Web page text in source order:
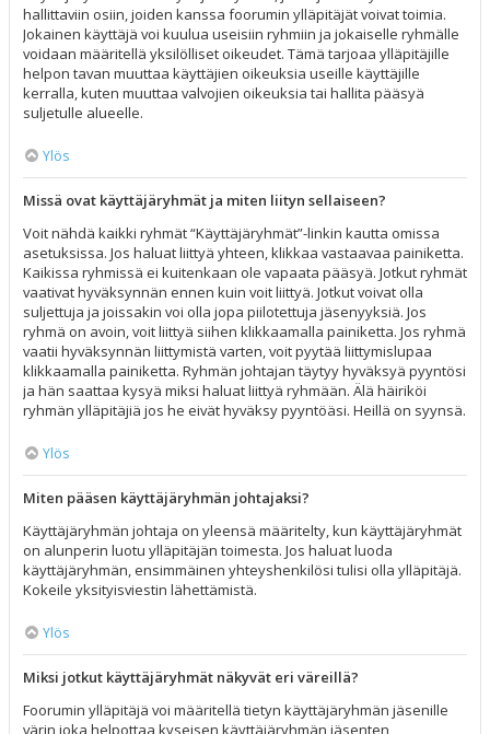
hallittaviin osiin, joiden kanssa foorumin ylläpitäjät voivat toimia.
Jokainen käyttäjä voi kuulua useisiin ryhmiin ja jokaiselle ryhmälle
voidaan määritellä yksilölliset oikeudet. Tämä tarjoaa ylläpitäjille
helpon tavan muuttaa käyttäjien oikeuksia useille käyttäjille
kerralla, kuten muuttaa valvojien oikeuksia tai hallita pääsyä
suljetulle alueelle.
Ylös
Missä ovat käyttäjäryhmät ja miten liityn sellaiseen?
Voit nähdä kaikki ryhmät “Käyttäjäryhmät”-linkin kautta omissa
asetuksissa. Jos haluat liittyä yhteen, klikkaa vastaavaa painiketta.
Kaikissa ryhmissä ei kuitenkaan ole vapaata pääsyä. Jotkut ryhmät
vaativat hyväksynnän ennen kuin voit liittyä. Jotkut voivat olla
suljettuja ja joissakin voi olla jopa piilotettuja jäsenyyksiä. Jos
ryhmä on avoin, voit liittyä siihen klikkaamalla painiketta. Jos ryhmä
vaatii hyväksynnän liittymistä varten, voit pyytää liittymislupaa
klikkaamalla painiketta. Ryhmän johtajan täytyy hyväksyä pyyntösi
ja hän saattaa kysyä miksi haluat liittyä ryhmään. Älä häiriköi
ryhmän ylläpitäjiä jos he eivät hyväksy pyyntöäsi. Heillä on syynsä.
Ylös
Miten pääsen käyttäjäryhmän johtajaksi?
Käyttäjäryhmän johtaja on yleensä määritelty, kun käyttäjäryhmät
on alunperin luotu ylläpitäjän toimesta. Jos haluat luoda
käyttäjäryhmän, ensimmäinen yhteyshenkilösi tulisi olla ylläpitäjä.
Kokeile yksityisviestin lähettämistä.
Ylös
Miksi jotkut käyttäjäryhmät näkyvät eri väreillä?
Foorumin ylläpitäjä voi määritellä tietyn käyttäjäryhmän jäsenille
värin joka helpottaa kyseisen käyttäjäryhmän jäsenten